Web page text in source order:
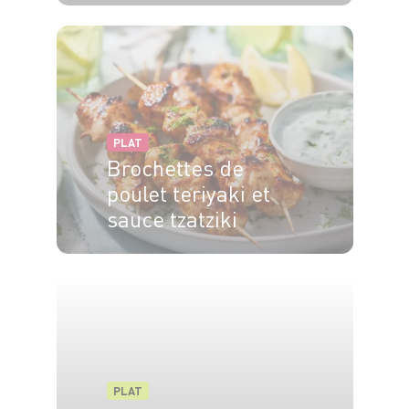
PLAT
Brochettes de
poulet teriyaki et
sauce tzatziki
PLAT